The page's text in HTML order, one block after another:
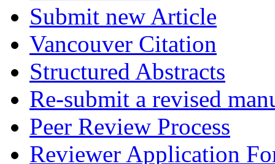
Submit new Article
Vancouver Citation
Structured Abstracts
Re-submit a revised
Peer Review Process
Reviewer Application